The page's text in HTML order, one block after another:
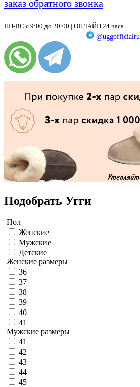
заказ обратного звонка
ПН-ВС с 9:00 до 20:00 | ОНЛАЙН 24 часа.
@uggofficialru
Подобрать Угги
Пол
Женские
Мужские
Детские
Женские размеры
36
37
38
39
40
41
Мужские размеры
41
42
43
44
45